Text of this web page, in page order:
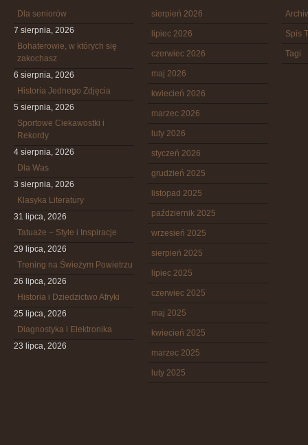
Dla seniorów
7 sierpnia, 2026
Bohaterowie, w których się
zakochasz
6 sierpnia, 2026
Historia Jednego Zdjęcia
5 sierpnia, 2026
Sportowe Ciekawostki i
Rekordy
4 sierpnia, 2026
Dla Was
3 sierpnia, 2026
Klasyka Literatury
31 lipca, 2026
Tatuaże – Style i Inspiracje
29 lipca, 2026
Trening na Świeżym Powietrzu
26 lipca, 2026
Historia i Dziedzictwo Afryki
25 lipca, 2026
Diagnostyka i Elektronika
23 lipca, 2026
sierpień 2026
lipiec 2026
czerwiec 2026
maj 2026
kwiecień 2026
marzec 2026
luty 2026
styczeń 2026
grudzień 2025
listopad 2025
październik 2025
wrzesień 2025
sierpień 2025
lipiec 2025
czerwiec 2025
maj 2025
kwiecień 2025
marzec 2025
luty 2025
Spis
Tagi